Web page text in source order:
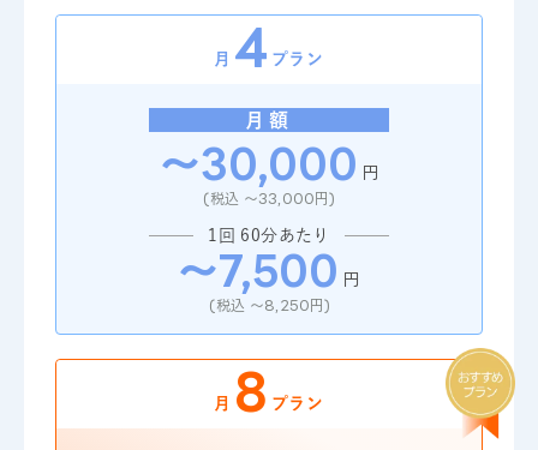
月 4 プラン
月額
～30,000 円
(税込 ～33,000円)
1回 60分あたり
～7,500 円
(税込 ～8,250円)
月 8 プラン
4
月額
～45,000 円
(税込 ～49,500円)
1回 60分あたり 1人
～5,625 円
(税込 ～6,188円)
8